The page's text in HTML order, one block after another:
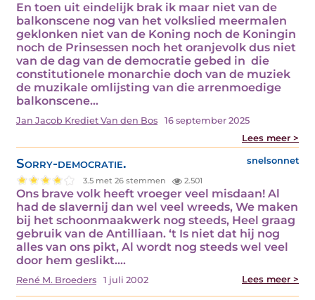
En toen uit eindelijk brak ik maar niet van de
balkonscene nog van het volkslied meermalen
geklonken niet van de Koning noch de Koningin
noch de Prinsessen noch het oranjevolk dus niet
van de dag van de democratie gebed in die
constitutionele monarchie doch van de muziek
de muzikale omlijsting van die arrenmoedige
balkonscene…
Jan Jacob Krediet Van den Bos
16 september 2025
Lees meer >
Sorry-democratie. snelsonnet
3.5 met 26 stemmen 2.501
Ons brave volk heeft vroeger veel misdaan! Al
had de slavernij dan wel veel wreeds, We maken
bij het schoonmaakwerk nog steeds, Heel graag
gebruik van de Antilliaan. ‘t Is niet dat hij nog
alles van ons pikt, Al wordt nog steeds wel veel
door hem geslikt.…
René M. Broeders 1 juli 2002 Lees meer >